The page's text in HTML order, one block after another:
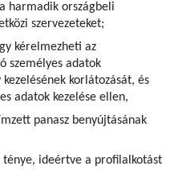
harmadik országbeli
szervezeteket;
kérelmezheti az
személyes adatok
korlátozását, és
adatok kezelése ellen,
panasz benyújtásának
ideértve a profilalkotást